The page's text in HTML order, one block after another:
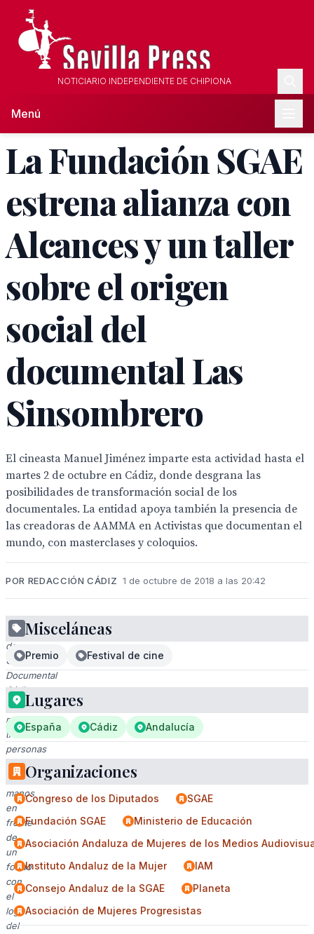
NOTICIARIO INDEPENDIENTE DE CHIPIONA
Menú
La Fundación SGAE
estrena alianza con
Alcances y un taller
sobre el origen
social del
documental Las
Sinsombrero
El cineasta Manuel Jiménez imparte esta actividad hasta el
martes 2 de octubre en Cádiz, donde desgrana las
posibilidades de transformación social de los
documentales. La entidad apoya también la presencia de
las creadoras de AAMMA en Activistas que documentan el
mundo, con masterclases y coloquios.
POR REDACCIÓN CÁDIZ 1 de octubre de 2018 a las 20:42
Festival
de
Cine
Documental
Cádiz.
Imagen
muestra
tres
personas
apretando
las
manos
en
frente
de
un
fondo
con
el
logo
del
Misceláneas
Premio Festival de cine
Lugares
España Cádiz Andalucía
Organizaciones
Congreso de los Diputados
SGAE
Fundación SGAE
Ministerio de Educación
Asociación Andaluza de Mujeres de los Medios
Instituto Andaluz de la Mujer
IAM
Consejo Andaluz de la SGAE
Planeta
Asociación de Mujeres Progresistas